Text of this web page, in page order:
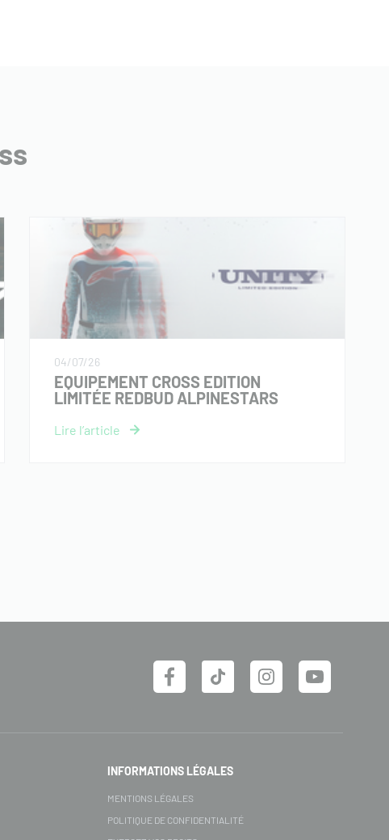
04/07/26
EQUIPEMENT CROSS EDITION
LIMITÉE REDBUD ALPINESTARS
INFORMATIONS LÉGALES
MENTIONS LÉGALES
POLITIQUE DE CONFIDENTIALITÉ